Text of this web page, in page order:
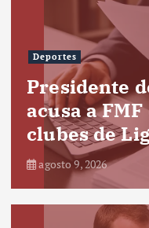
Deportes
Presidente
acusa a
clubes de
agosto 9, 2026